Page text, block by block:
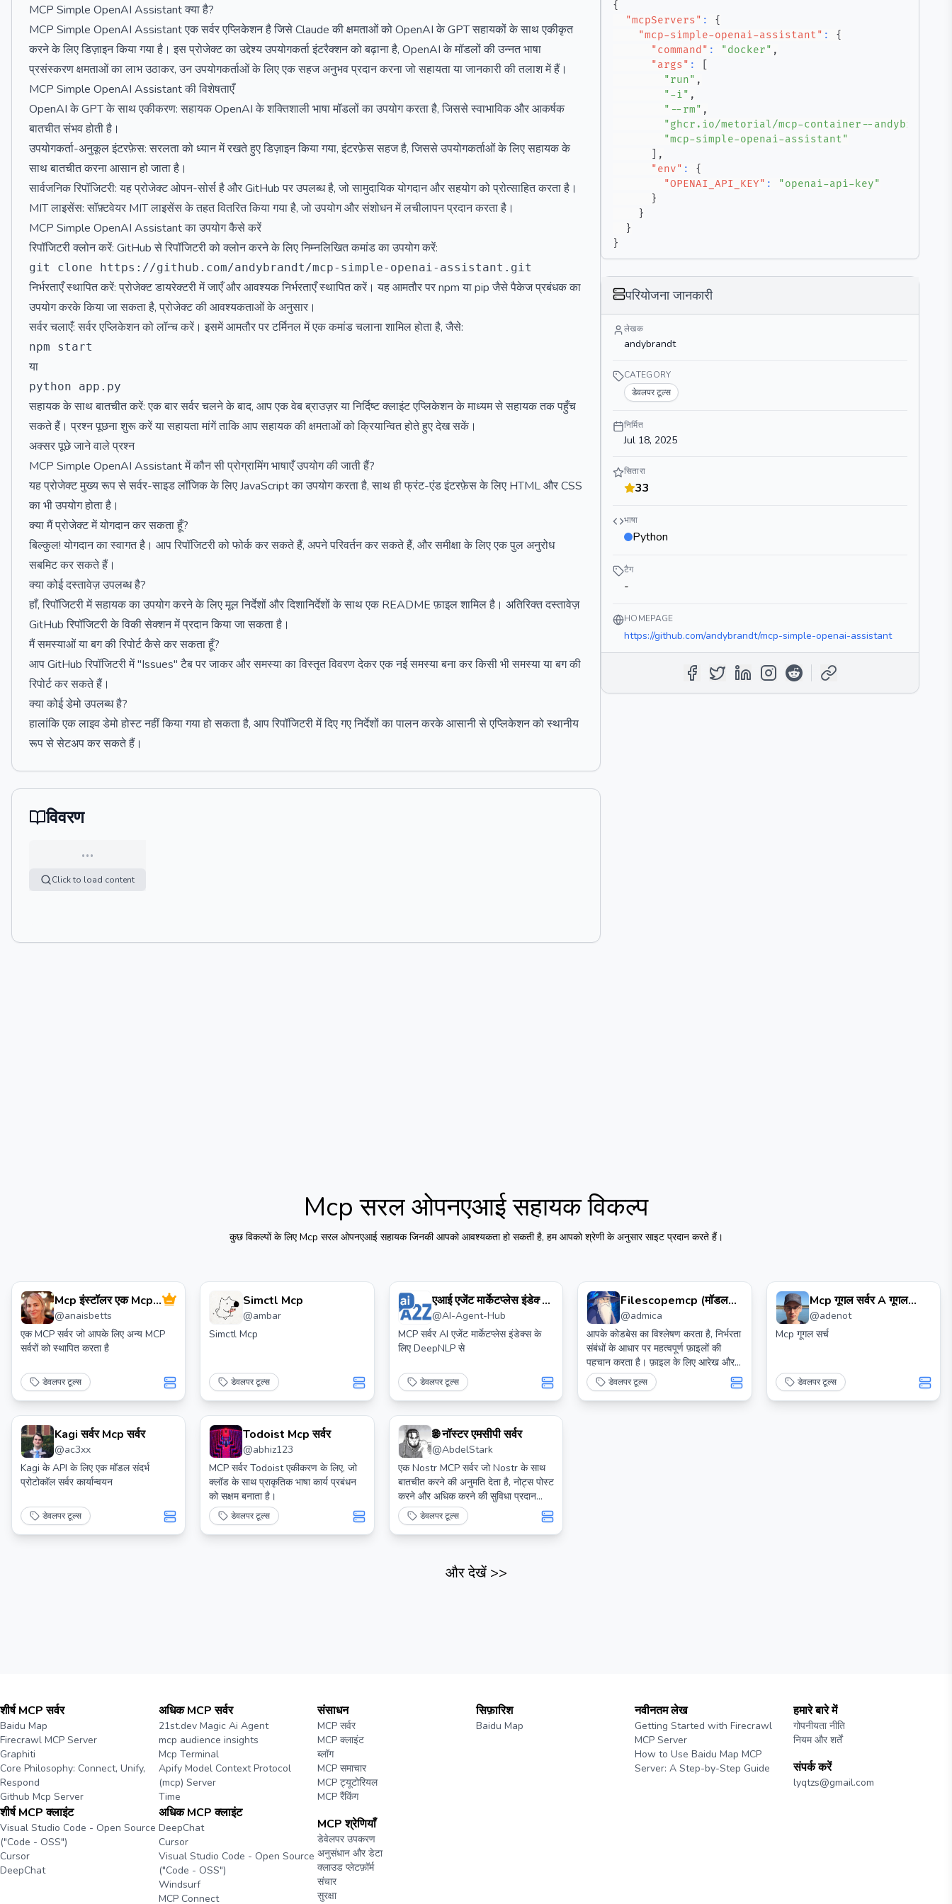
MCP Simple OpenAI Assistant क्या है?
MCP Simple OpenAI Assistant एक सर्वर एप्लिकेशन है जिसे Claude की क्षमताओं को OpenAI के GPT सहायकों के साथ एकीकृत
करने के लिए डिज़ाइन किया गया है। इस प्रोजेक्ट का उद्देश्य उपयोगकर्ता इंटरैक्शन को बढ़ाना है, OpenAI के मॉडलों की उन्नत भाषा
प्रसंस्करण क्षमताओं का लाभ उठाकर, उन उपयोगकर्ताओं के लिए एक सहज अनुभव प्रदान करना जो सहायता या जानकारी की तलाश में हैं।
MCP Simple OpenAI Assistant की विशेषताएँ
OpenAI के GPT के साथ एकीकरण: सहायक OpenAI के शक्तिशाली भाषा मॉडलों का उपयोग करता है, जिससे स्वाभाविक और आकर्षक
बातचीत संभव होती है।
उपयोगकर्ता-अनुकूल इंटरफ़ेस: सरलता को ध्यान में रखते हुए डिज़ाइन किया गया, इंटरफ़ेस सहज है, जिससे उपयोगकर्ताओं के लिए सहायक के
साथ बातचीत करना आसान हो जाता है।
सार्वजनिक रिपॉजिटरी: यह प्रोजेक्ट ओपन-सोर्स है और GitHub पर उपलब्ध है, जो सामुदायिक योगदान और सहयोग को प्रोत्साहित करता है।
MIT लाइसेंस: सॉफ़्टवेयर MIT लाइसेंस के तहत वितरित किया गया है, जो उपयोग और संशोधन में लचीलापन प्रदान करता है।
MCP Simple OpenAI Assistant का उपयोग कैसे करें
रिपॉजिटरी क्लोन करें: GitHub से रिपॉजिटरी को क्लोन करने के लिए निम्नलिखित कमांड का उपयोग करें:
निर्भरताएँ स्थापित करें: प्रोजेक्ट डायरेक्टरी में जाएँ और आवश्यक निर्भरताएँ स्थापित करें। यह आमतौर पर npm या pip जैसे पैकेज प्रबंधक का
उपयोग करके किया जा सकता है, प्रोजेक्ट की आवश्यकताओं के अनुसार।
सर्वर चलाएँ: सर्वर एप्लिकेशन को लॉन्च करें। इसमें आमतौर पर टर्मिनल में एक कमांड चलाना शामिल होता है, जैसे:
या
सहायक के साथ बातचीत करें: एक बार सर्वर चलने के बाद, आप एक वेब ब्राउज़र या निर्दिष्ट क्लाइंट एप्लिकेशन के माध्यम से सहायक तक पहुँच
सकते हैं। प्रश्न पूछना शुरू करें या सहायता मांगें ताकि आप सहायक की क्षमताओं को क्रियान्वित होते हुए देख सकें।
अक्सर पूछे जाने वाले प्रश्न
MCP Simple OpenAI Assistant में कौन सी प्रोग्रामिंग भाषाएँ उपयोग की जाती हैं?
यह प्रोजेक्ट मुख्य रूप से सर्वर-साइड लॉजिक के लिए JavaScript का उपयोग करता है, साथ ही फ्रंट-एंड इंटरफ़ेस के लिए HTML और CSS
का भी उपयोग होता है।
क्या मैं प्रोजेक्ट में योगदान कर सकता हूँ?
बिल्कुल! योगदान का स्वागत है। आप रिपॉजिटरी को फोर्क कर सकते हैं, अपने परिवर्तन कर सकते हैं, और समीक्षा के लिए एक पुल अनुरोध
सबमिट कर सकते हैं।
क्या कोई दस्तावेज़ उपलब्ध है?
हाँ, रिपॉजिटरी में सहायक का उपयोग करने के लिए मूल निर्देशों और दिशानिर्देशों के साथ एक README फ़ाइल शामिल है। अतिरिक्त दस्तावेज़
GitHub रिपॉजिटरी के विकी सेक्शन में प्रदान किया जा सकता है।
मैं समस्याओं या बग की रिपोर्ट कैसे कर सकता हूँ?
आप GitHub रिपॉजिटरी में "Issues" टैब पर जाकर और समस्या का विस्तृत विवरण देकर एक नई समस्या बना कर किसी भी समस्या या बग की
रिपोर्ट कर सकते हैं।
क्या कोई डेमो उपलब्ध है?
हालांकि एक लाइव डेमो होस्ट नहीं किया गया हो सकता है, आप रिपॉजिटरी में दिए गए निर्देशों का पालन करके आसानी से एप्लिकेशन को स्थानीय
रूप से सेटअप कर सकते हैं।
विवरण
…
Click to load content
{
"mcpServers" :
{
"mcp-simple-openai-assistant" :
{
"command" : "docker" ,
"args" :
"run" ,
"-i" ,
"--rm" ,
"ghcr.io/metorial/mcp-container--
"mcp-simple-openai-assistant"
,
"env" :
{
"OPENAI_API_KEY" :
"openai-api-key"
}
}
}
}
परियोजना जानकारी
लेखक
andybrandt
CATEGORY
डेवलपर टूल्स
निर्मित
Jul 18, 2025
सितारा
33
भाषा
Python
टैग
-
HOMEPAGE
https://github.com/andybrandt/mcp-simple-openai-assistant
Mcp सरल ओपनएआई सहायकविकल्प
कुछ विकल्पों के लिएMcp सरल ओपनएआई सहायकजिनकी आपको आवश्यकता हो सकती है, हम आपको श्रेणी के अनुसार साइट प्रदान करते हैं।
Mcp इंस्टॉलर एक Mcp
सर्वर है जो Mcp सर्वरों को
स्थापित करने के लिए है।
@anaisbetts
एक MCP सर्वर जो आपके लिए अन्य MCP
सर्वरों को स्थापित करता है
डेवलपर टूल्स
Simctl Mcp
@ambar
Simctl Mcp
डेवलपर टूल्स
एआई एजेंट मार्केटप्लेस इंडेक्स
सर्च एमसीपी सर्वर
@AI-Agent-Hub
MCP सर्वर AI एजेंट मार्केटप्लेस इंडेक्स के
लिए DeepNLP से
डेवलपर टूल्स
Filescopemcp (मॉडल
संदर्भ प्रोटोकॉल) सर्वर
@admica
आपके कोडबेस का विश्लेषण करता है, निर्भरता
संबंधों के आधार पर महत्वपूर्ण फ़ाइलों की
पहचान करता है। फ़ाइल के लिए आरेख और
महत्व स्कोर उत्पन्न करता है, जिससे एआई
सहायक कोडबेस को समझने में मदद करते हैं।
स्वचालित रूप से लोकप्रिय प्रोग्रामिंग भाषाओं
डेवलपर टूल्स
Mcp गूगल सर्वर A गूगल
कस्टम सर्च और वेबपेज पढ़ने के
लिए Mcp सर्वर
@adenot
Mcp गूगल सर्च
डेवलपर टूल्स
Kagi सर्वर Mcp सर्वर
@ac3xx
Kagi के API के लिए एक मॉडल संदर्भ
प्रोटोकॉल सर्वर कार्यान्वयन
डेवलपर टूल्स
Todoist Mcp सर्वर
@abhiz123
MCP सर्वर Todoist एकीकरण के लिए, जो
क्लॉड के साथ प्राकृतिक भाषा कार्य प्रबंधन
को सक्षम बनाता है।
डेवलपर टूल्स
🌐 नॉस्टर एमसीपी सर्वर
@AbdelStark
एक Nostr MCP सर्वर जो Nostr के साथ
बातचीत करने की अनुमति देता है, नोट्स पोस्ट
करने और अधिक करने की सुविधा प्रदान
करता है।डेवलपर टूल्स
और देखें>>
शीर्ष MCP सर्वर
Baidu Map
Firecrawl MCP Server
Graphiti
Core Philosophy: Connect, Unify,
Respond
Github Mcp Server
शीर्ष MCP क्लाइंट
Visual Studio Code - Open Source
("Code - OSS")
Cursor
DeepChat
अधिक MCP सर्वर
21st.dev Magic Ai Agent
mcp audience insights
Mcp Terminal
Apify Model Context Protocol
(mcp) Server
Time
अधिक MCP क्लाइंट
DeepChat
Cursor
Visual Studio Code - Open Source
("Code - OSS")
Windsurf
MCP Connect
संसाधन
MCP सर्वर
MCP क्लाइंट
ब्लॉग
MCP समाचार
MCP ट्यूटोरियल
MCP रैंकिंग
MCP श्रेणियाँ
डेवेलपर उपकरण
अनुसंधान और डेटा
क्लाउड प्लेटफ़ॉर्म
संचार
सुरक्षा
सिफ़ारिश
Baidu Map
नवीनतम लेख
Getting Started with Firecrawl
MCP Server
How to Use Baidu Map MCP
Server: A Step-by-Step Guide
हमारे बारे में
गोपनीयता नीति
नियम और शर्तें
संपर्क करें
lyqtzs@gmail.com